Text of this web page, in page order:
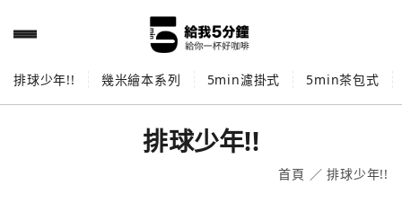
排球少年!! 幾米繪本系列 5min濾掛式 5min茶包式
排球少年!!
首頁 ／排球少年!!